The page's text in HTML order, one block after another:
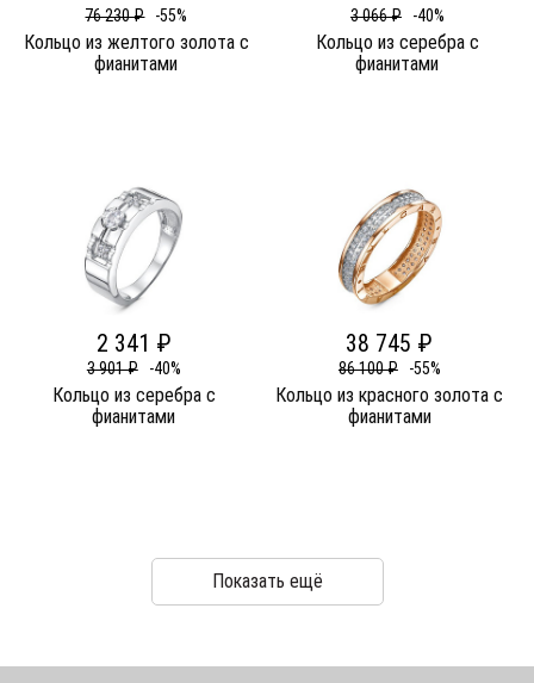
76 230 ₽ -55%
Кольцо из желтого золота c
фианитами
3 066 ₽ -40%
Кольцо из серебра c
фианитами
2 341 ₽
3 901 ₽ -40%
Кольцо из серебра c
фианитами
38 745 ₽
86 100 ₽ -55%
Кольцо из красного золота c
фианитами
Показать ещё